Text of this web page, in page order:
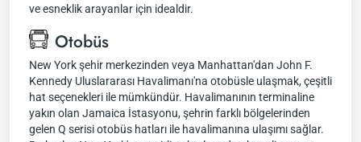
ve esneklik arayanlar için idealdir.
Otobüs
New York şehir merkezinden veya Manhattan'dan John F.
Kennedy Uluslararası Havalimanı'na otobüsle ulaşmak, çeşitli
hat seçenekleri ile mümkündür. Havalimanının terminaline
yakın olan Jamaica İstasyonu, şehrin farklı bölgelerinden
gelen Q serisi otobüs hatları ile havalimanına ulaşımı sağlar.